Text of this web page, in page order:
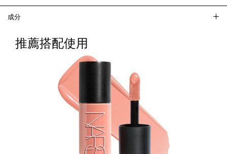
成分
推薦搭配使用